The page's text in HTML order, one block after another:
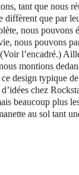
tant que nous
diffèrent que par
nous pouvons
nous pouvons
l’encadré.)
montions
design typique
chez
beaucoup plus
au sol tant